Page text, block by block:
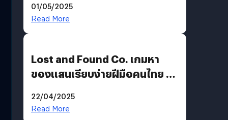
ได้ลงตัว
01/05/2025
Read More
Lost and Found Co. เกมหา
ของแสนเรียบง่ายฝีมือคนไทย ที่
ตัวคุณ
22/04/2025
Read More